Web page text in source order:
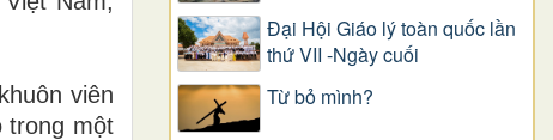
viên
trong một
Đại Hội Giáo lý toàn quốc lần
thứ VII -Ngày cuối
Từ bỏ mình?